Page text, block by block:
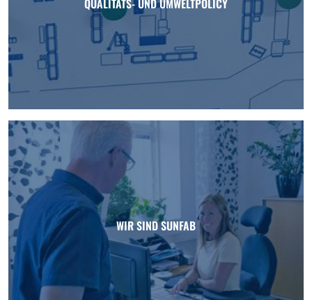
WIR SIND SUNFAB